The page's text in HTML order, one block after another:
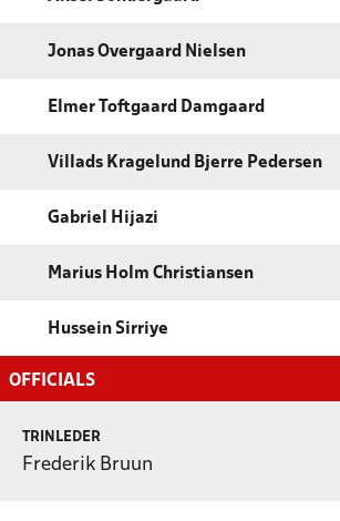
Jonas Overgaard Nielsen
Elmer Toftgaard Damgaard
Villads Kragelund Bjerre Pedersen
Gabriel Hijazi
Marius Holm Christiansen
Hussein Sirriye
OFFICIALS
TRINLEDER
Frederik Bruun